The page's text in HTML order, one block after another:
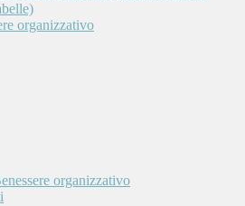
organizzativo
organizzativo